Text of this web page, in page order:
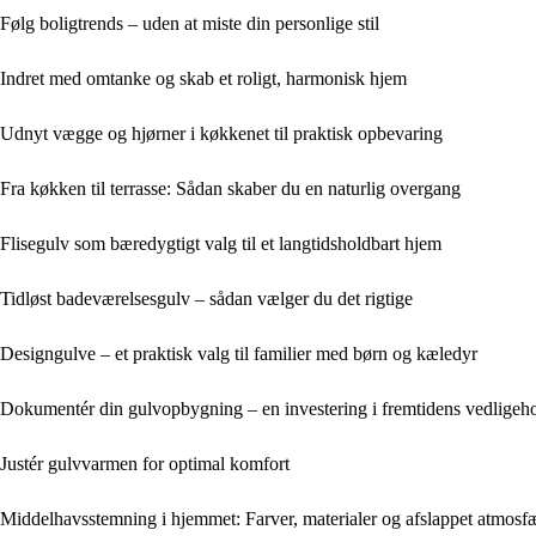
Følg boligtrends – uden at miste din personlige stil
Indret med omtanke og skab et roligt, harmonisk hjem
Udnyt vægge og hjørner i køkkenet til praktisk opbevaring
Fra køkken til terrasse: Sådan skaber du en naturlig overgang
Flisegulv som bæredygtigt valg til et langtidsholdbart hjem
Tidløst badeværelsesgulv – sådan vælger du det rigtige
Designgulve – et praktisk valg til familier med børn og kæledyr
Dokumentér din gulvopbygning – en investering i fremtidens
Justér gulvvarmen for optimal komfort
Middelhavsstemning i hjemmet: Farver, materialer og afslappet